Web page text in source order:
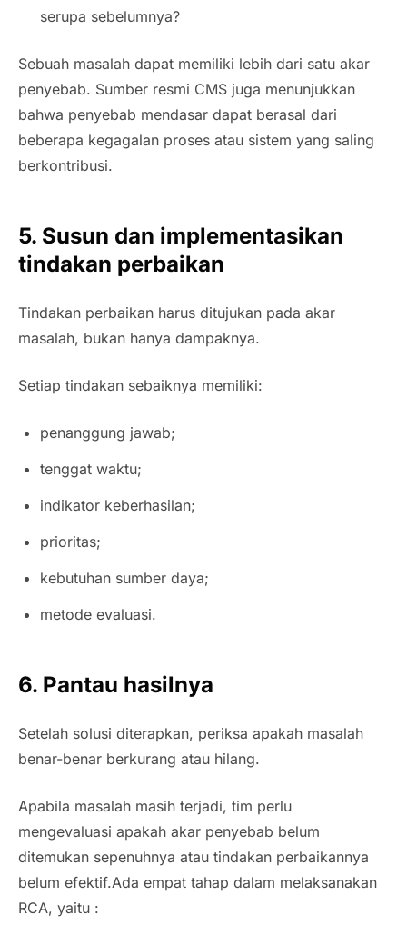
serupa sebelumnya?
Sebuah masalah dapat memiliki lebih dari satu akar
penyebab. Sumber resmi CMS juga menunjukkan
bahwa penyebab mendasar dapat berasal dari
beberapa kegagalan proses atau sistem yang saling
berkontribusi.
5. Susun dan implementasikan
tindakan perbaikan
Tindakan perbaikan harus ditujukan pada akar
masalah, bukan hanya dampaknya.
Setiap tindakan sebaiknya memiliki:
penanggung jawab;
tenggat waktu;
indikator keberhasilan;
prioritas;
kebutuhan sumber daya;
metode evaluasi.
6. Pantau hasilnya
Setelah solusi diterapkan, periksa apakah masalah
benar-benar berkurang atau hilang.
Apabila masalah masih terjadi, tim perlu
mengevaluasi apakah akar penyebab belum
ditemukan sepenuhnya atau tindakan perbaikannya
belum efektif.Ada empat tahap dalam melaksanakan
RCA, yaitu :